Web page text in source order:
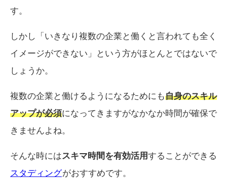
す。
しかし「いきなり複数の企業と働くと言われても全く
イメージができない」という方がほとんとではないで
しょうか。
複数の企業と働けるようになるためにも自身のスキル
アップが必須になってきますがなかなか時間が確保で
きませんよね。
そんな時にはスキマ時間を有効活用することができる
スタディングがおすすめです。